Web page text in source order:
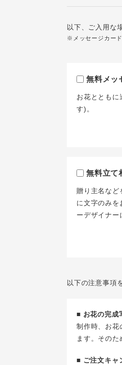
以下、ご入用な
※メッセージカー
無料メッ
お花ととも
す)。
無料立て
贈り主名など
に文字のみを
ーデザイナー
以下の注意事項
■ お花の完成
制作時、お花
ます。そのた
■ ご注文キャ